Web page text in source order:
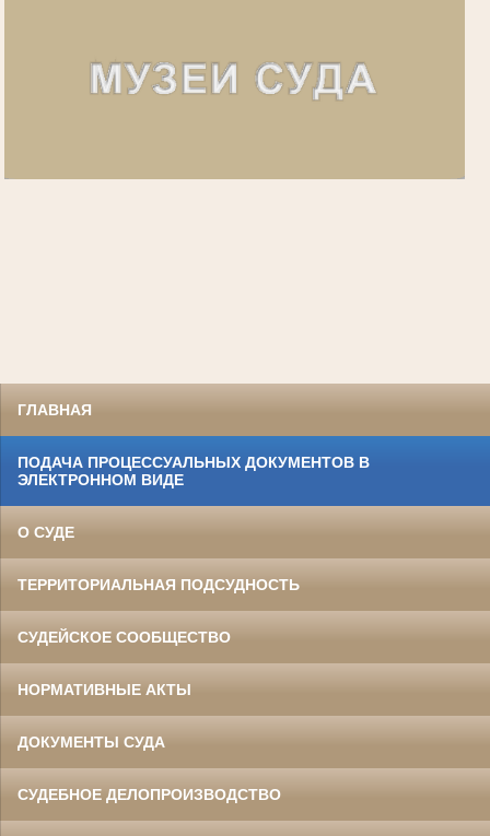
ГЛАВНАЯ
ПОДАЧА ПРОЦЕССУАЛЬНЫХ ДОКУМЕНТОВ В
ЭЛЕКТРОННОМ ВИДЕ
О СУДЕ
ТЕРРИТОРИАЛЬНАЯ ПОДСУДНОСТЬ
СУДЕЙСКОЕ СООБЩЕСТВО
НОРМАТИВНЫЕ АКТЫ
ДОКУМЕНТЫ СУДА
СУДЕБНОЕ ДЕЛОПРОИЗВОДСТВО